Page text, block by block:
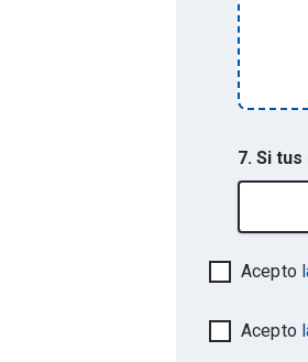
7. Si
Acepto
Acepto